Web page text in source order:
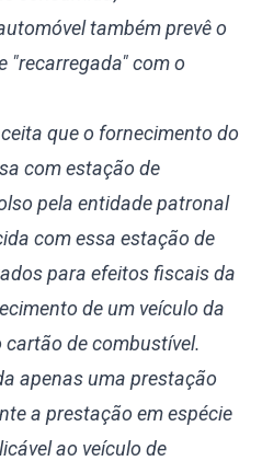
também prevê o
"recarregada" com o
que o fornecimento do
com estação de
pela entidade patronal
com essa estação de
para efeitos fiscais da
de um veículo da
de combustível.
apenas uma prestação
a prestação em espécie
ao veículo de